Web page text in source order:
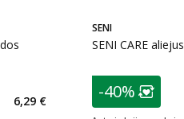
nuolaida:
6,29 €
SENI
SENI CARE
patarimas
-40%